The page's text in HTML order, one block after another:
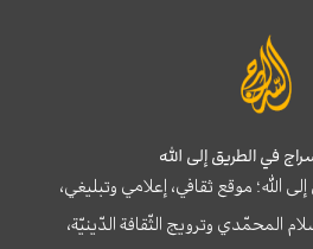
في الطريق إلى الله
الله؛ موقع ثقافي، إعلامي وتبليغي،
المحمّدي وترويج الثّقافة الدّينيّة،